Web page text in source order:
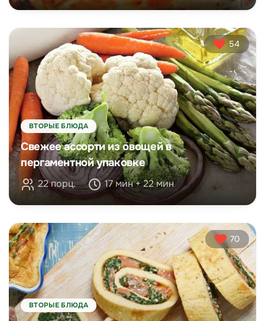
54
ВТОРЫЕ БЛЮДА
Свежее ассорти из овощей в
пергаментной упаковке
22 порц. 17 мин + 22 мин
70
ВТОРЫЕ БЛЮДА